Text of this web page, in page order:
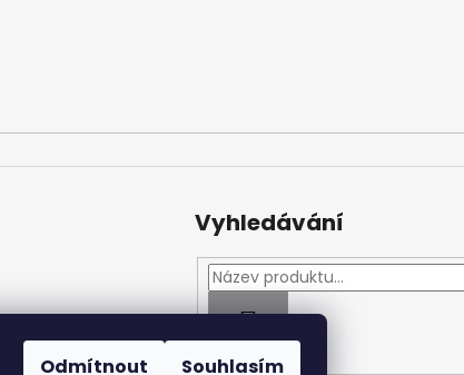
Odmítnout Souhlasím
Vyhledávání